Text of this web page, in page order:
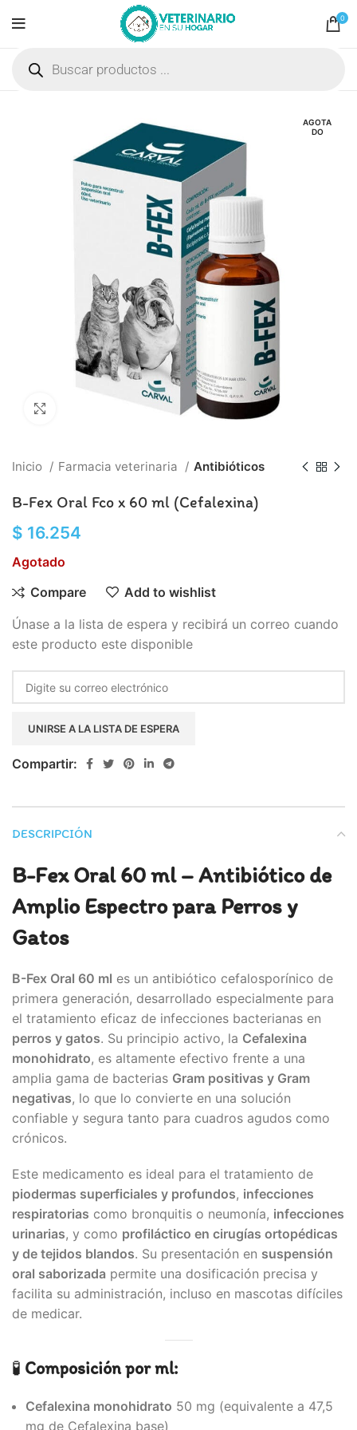
0
AGOTA
DO
Inicio Farmacia veterinaria Antibióticos
B-Fex Oral Fco x 60 ml (Cefalexina)
$ 16.254
Agotado
Compare
Add to wishlist
Únase a la lista de espera y recibirá un correo cuando
este producto este disponible
Enter
your
to
for
product
UNIRSE A LA LISTA DE ESPERA
Compartir:
DESCRIPCIÓN
B-Fex Oral 60 ml – Antibiótico de
Amplio Espectro para Perros y
Gatos
B-Fex Oral 60 ml es un antibiótico cefalosporínico de
primera generación, desarrollado especialmente para
el tratamiento eficaz de infecciones bacterianas en
perros y gatos. Su principio activo, la Cefalexina
monohidrato, es altamente efectivo frente a una
amplia gama de bacterias Gram positivas y Gram
negativas, lo que lo convierte en una solución
confiable y segura tanto para cuadros agudos como
crónicos.
Este medicamento es ideal para el tratamiento de
piodermas superficiales y profundos, infecciones
respiratorias como bronquitis o neumonía, infecciones
urinarias, y como profiláctico en cirugías ortopédicas
y de tejidos blandos. Su presentación en suspensión
oral saborizada permite una dosificación precisa y
facilita su administración, incluso en mascotas difíciles
de medicar.
🧪 Composición por ml:
Cefalexina monohidrato 50 mg (equivalente a 47,5
mg de Cefalexina base)